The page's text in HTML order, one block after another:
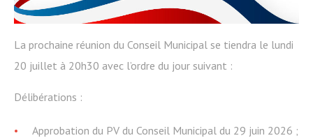
La prochaine réunion du Conseil Municipal se tiendra le lundi
20 juillet à 20h30 avec l’ordre du jour suivant :
Délibérations :
Approbation du PV du Conseil Municipal du 29 juin 2026 ;